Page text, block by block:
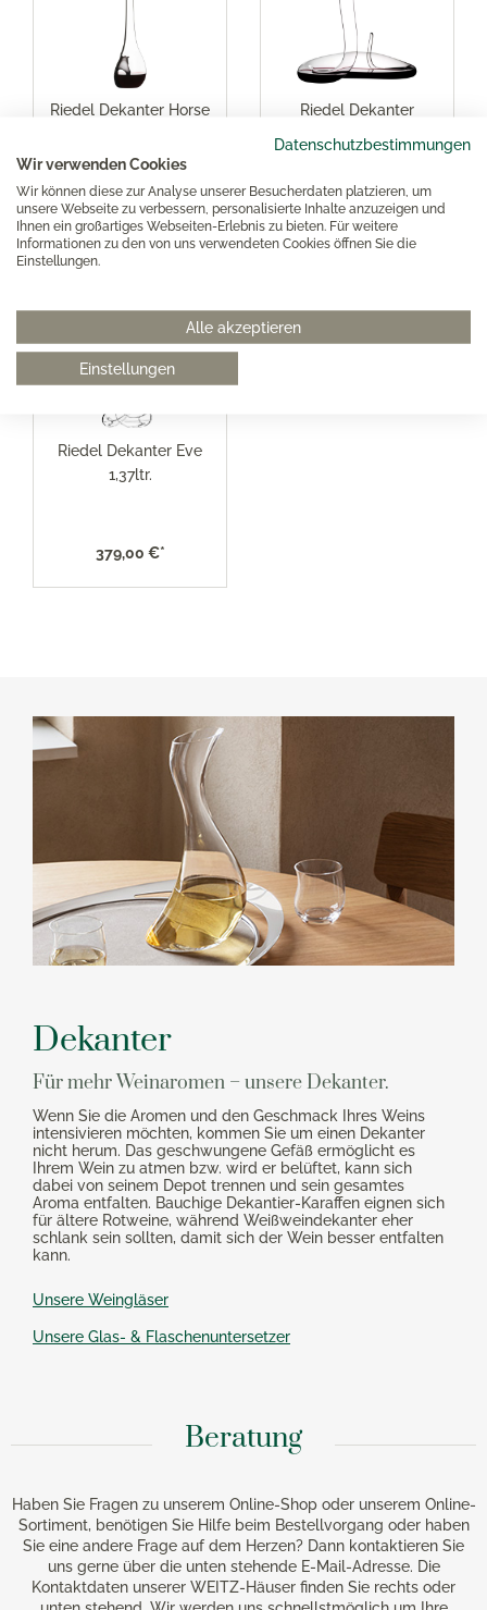
Datenschutzbestimmungen
Wir verwenden Cookies
Wir können diese zur Analyse unserer Besucherdaten platzieren, um
unsere Webseite zu verbessern, personalisierte Inhalte anzuzeigen und
Ihnen ein großartiges Webseiten-Erlebnis zu bieten. Für weitere
Informationen zu den von uns verwendeten Cookies öffnen Sie die
Einstellungen.
Alle akzeptieren
Einstellungen
Riedel Dekanter Horse
379,00 €*
Riedel Dekanter
379,00 €*
Riedel Dekanter Eve
1,37ltr.
379,00 €*
Dekanter
Für mehr Weinaromen – unsere Dekanter.
Wenn Sie die Aromen und den Geschmack Ihres Weins
intensivieren möchten, kommen Sie um einen Dekanter
nicht herum. Das geschwungene Gefäß ermöglicht es
Ihrem Wein zu atmen bzw. wird er belüftet, kann sich
dabei von seinem Depot trennen und sein gesamtes
Aroma entfalten. Bauchige Dekantier-Karaffen eignen sich
für ältere Rotweine, während Weißweindekanter eher
schlank sein sollten, damit sich der Wein besser entfalten
kann.
Unsere Weingläser
Unsere Glas- & Flaschenuntersetzer
Beratung
Haben Sie Fragen zu unserem Online-Shop oder unserem Online-
Sortiment, benötigen Sie Hilfe beim Bestellvorgang oder haben
Sie eine andere Frage auf dem Herzen? Dann kontaktieren Sie
uns gerne über die unten stehende E-Mail-Adresse. Die
Kontaktdaten unserer WEITZ-Häuser finden Sie rechts oder